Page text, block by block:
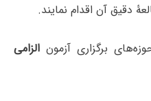
دقیق آن اقدام نمایند.
برگزاری آزمونالزامی